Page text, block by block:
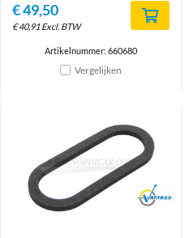
€49,50
€40,91 Excl. BTW
Artikelnummer: 660680
Vergelijken
Brand